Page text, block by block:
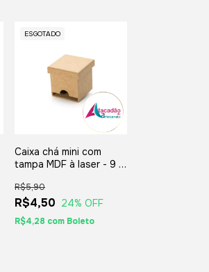
ESGOTADO
Caixa chá mini com
tampa MDF à laser - 9 x
R$4,50
R$5,90
24% OFF
R$4,28 com Boleto